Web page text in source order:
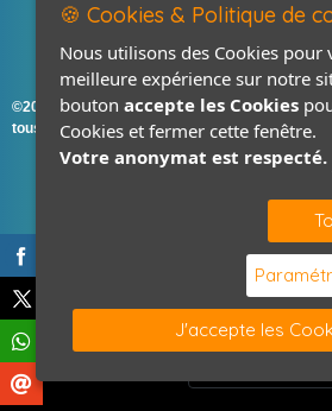
©2026-2027 France Accastillage
tous droits réservés
🍪 Cookies & Politique de
Nous utilisons des Cookies pour
meilleure expérience sur notre
bouton accepte les Cookies
Cookies et fermer cette fenêtre.
Votre anonymat est respecté.
J'accepte les